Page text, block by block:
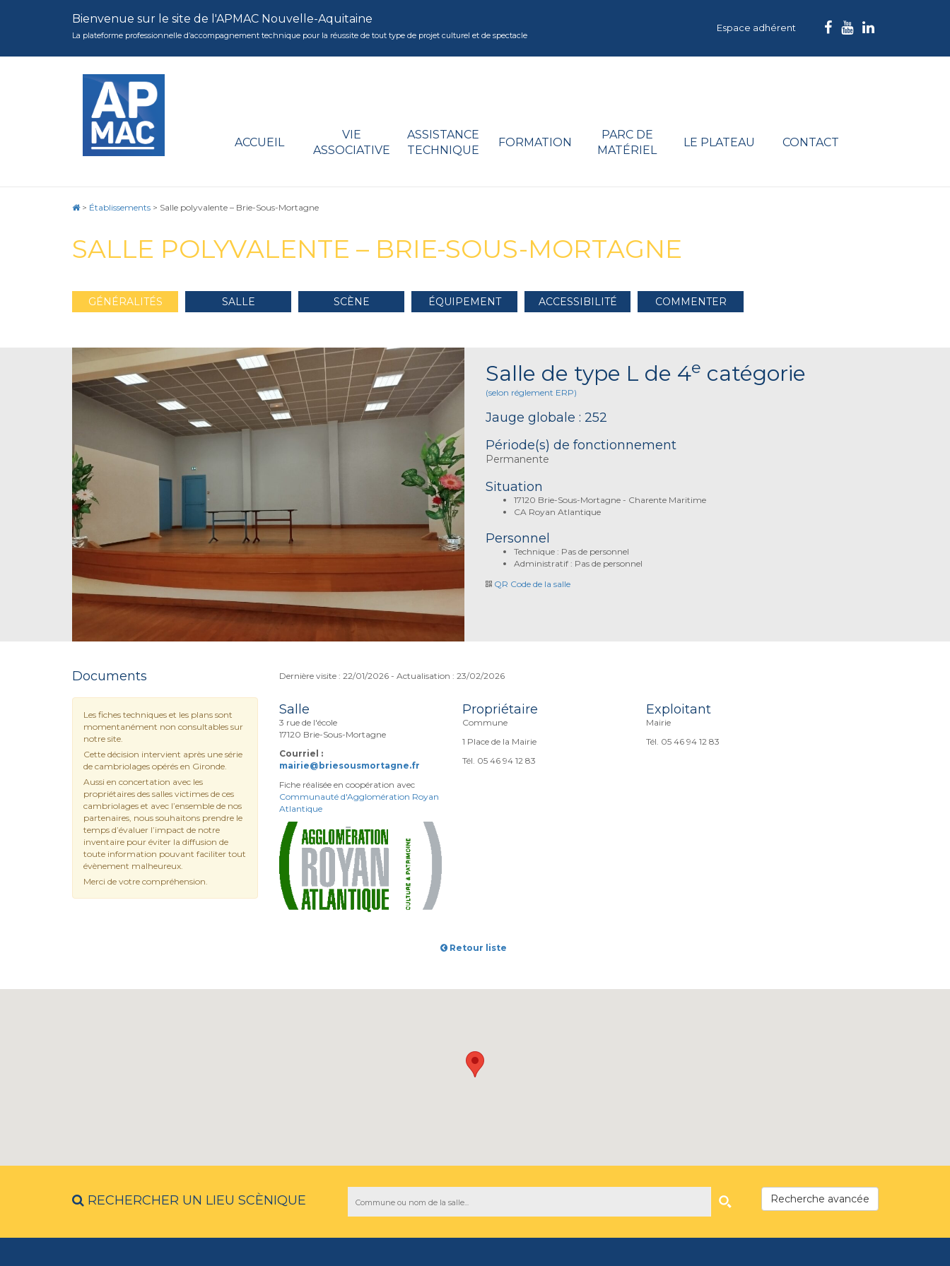
Bienvenue sur le site de l'APMAC Nouvelle-Aquitaine
La plateforme professionnelle d’accompagnement technique pour la réussite de tout type de projet culturel et de spectacle
Espace adhérent
ACCUEIL
VIE
ASSOCIATIVE
ASSISTANCE
TECHNIQUE
FORMATION
PARC DE
MATÉRIEL
LE PLATEAU CONTACT
> Établissements > Salle polyvalente – Brie-Sous-Mortagne
SALLE POLYVALENTE – BRIE-SOUS-MORTAGNE
GÉNÉRALITÉS SALLE SCÈNE ÉQUIPEMENT ACCESSIBILITÉ COMMENTER
Salle de type L de 4e catégorie
(selon réglement ERP)
Jauge globale : 252
Période(s) de fonctionnement
Permanente
Situation
17120 Brie-Sous-Mortagne - Charente Maritime
CA Royan Atlantique
Personnel
Technique : Pas de personnel
Administratif : Pas de personnel
QR Code de la salle
Documents
Les fiches techniques et les plans sont
momentanément non consultables sur
notre site.
Cette décision intervient après une série
de cambriolages opérés en Gironde.
Aussi en concertation avec les
propriétaires des salles victimes de ces
cambriolages et avec l’ensemble de nos
partenaires, nous souhaitons prendre le
temps d’évaluer l’impact de notre
inventaire pour éviter la diffusion de
toute information pouvant faciliter tout
évènement malheureux.
Merci de votre compréhension.
Dernière visite : 22/01/2026 - Actualisation : 23/02/2026
Salle
3 rue de l'école
17120 Brie-Sous-Mortagne
Courriel :
mairie@briesousmortagne.fr
Fiche réalisée en coopération avec
Communauté d'Agglomération Royan
Atlantique
Propriétaire
Commune
1 Place de la Mairie
Tél. 05 46 94 12 83
Exploitant
Mairie
Tél. 05 46 94 12 83
Retour liste
RECHERCHER UN LIEU SCÈNIQUE Recherche avancée